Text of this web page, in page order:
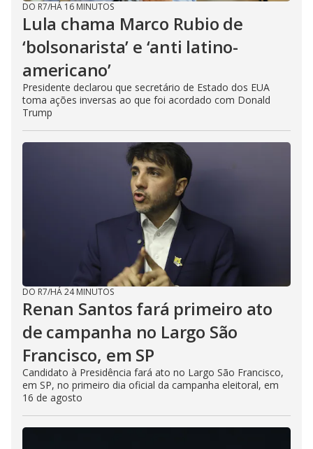
DO R7/HÁ 16 MINUTOS
Lula chama Marco Rubio de
‘bolsonarista’ e ‘anti latino-
americano’
Presidente declarou que secretário de Estado dos EUA
toma ações inversas ao que foi acordado com Donald
Trump
DO R7/HÁ 24 MINUTOS
Renan Santos fará primeiro ato
de campanha no Largo São
Francisco, em SP
Candidato à Presidência fará ato no Largo São Francisco,
em SP, no primeiro dia oficial da campanha eleitoral, em
16 de agosto